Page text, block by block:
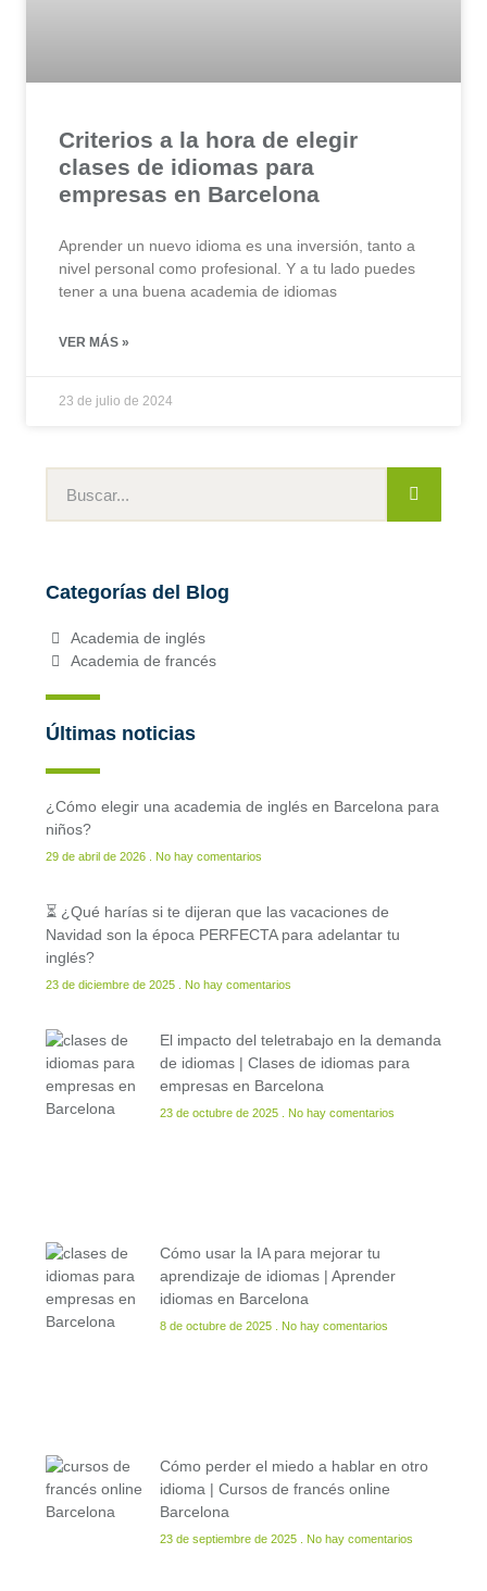
Criterios a la hora de elegir
clases de idiomas para
empresas en Barcelona
Aprender un nuevo idioma es una inversión, tanto a
nivel personal como profesional. Y a tu lado puedes
tener a una buena academia de idiomas
VER MÁS »
23 de julio de 2024
Categorías del Blog
Academia de inglés
Academia de francés
Últimas noticias
¿Cómo elegir una academia de inglés en Barcelona para
niños?
29 de abril de 2026 No hay comentarios
⏳ ¿Qué harías si te dijeran que las vacaciones de
Navidad son la época PERFECTA para adelantar tu
inglés?
23 de diciembre de 2025 No hay comentarios
El impacto del teletrabajo en la demanda
de idiomas | Clases de idiomas para
empresas en Barcelona
23 de octubre de 2025 No hay comentarios
Cómo usar la IA para mejorar tu
aprendizaje de idiomas | Aprender
idiomas en Barcelona
8 de octubre de 2025 No hay comentarios
Cómo perder el miedo a hablar en otro
idioma | Cursos de francés online
Barcelona
23 de septiembre de 2025 No hay comentarios